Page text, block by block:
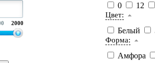
2000
0 12
Цвет:
Белый
Форма:
Амфора